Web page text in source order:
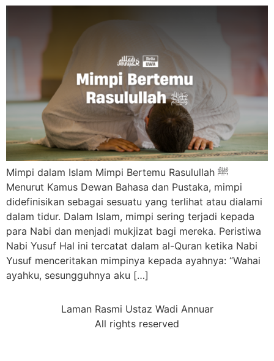
Mimpi dalam Islam Mimpi Bertemu Rasulullah ﷺ
Menurut Kamus Dewan Bahasa dan Pustaka, mimpi
didefinisikan sebagai sesuatu yang terlihat atau dialami
dalam tidur. Dalam Islam, mimpi sering terjadi kepada
para Nabi dan menjadi mukjizat bagi mereka. Peristiwa
Nabi Yusuf Hal ini tercatat dalam al-Quran ketika Nabi
Yusuf menceritakan mimpinya kepada ayahnya: “Wahai
ayahku, sesungguhnya aku […]
Laman Rasmi Ustaz Wadi Annuar
All rights reserved